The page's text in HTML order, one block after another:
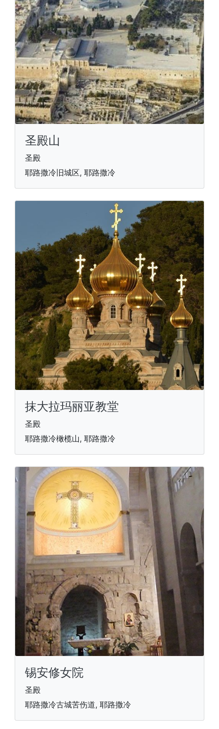
圣殿山
圣殿
耶路撒冷旧城区, 耶路撒冷
抹大拉玛丽亚教堂
圣殿
耶路撒冷橄榄山, 耶路撒冷
锡安修女院
圣殿
耶路撒冷古城苦伤道, 耶路撒冷